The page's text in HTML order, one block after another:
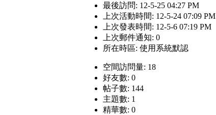
最後訪問: 12-5-25 04:27 PM
上次活動時間: 12-5-24 07:09 PM
上次發表時間: 12-5-6 07:19 PM
上次郵件通知: 0
所在時區: 使用系統默認
空間訪問量: 18
好友數: 0
帖子數: 144
主題數: 1
精華數: 0